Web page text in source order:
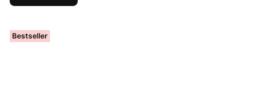
Bestseller